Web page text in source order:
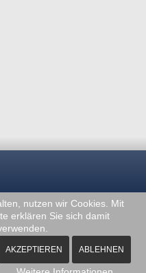
BERNBURG.DE
nutzen wir Cookies. Mit
erklären Sie sich damit
AKZEPTIEREN ABLEHNEN